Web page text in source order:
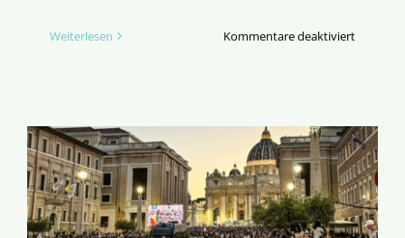
Weiterlesen Kommentare deaktiviertfür
Kirche